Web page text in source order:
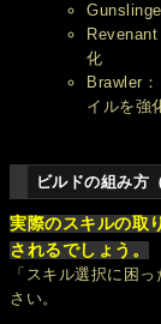
化
Brawler
イルを強
ビルドの組み方
実際のスキルの取
されるでしょう。
「スキル選択に困
さい。